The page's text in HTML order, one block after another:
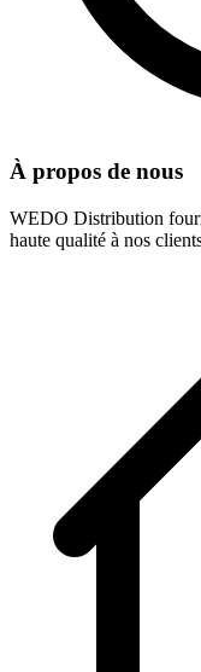
À propos de nous
WEDO Distribution
haute qualité à nos